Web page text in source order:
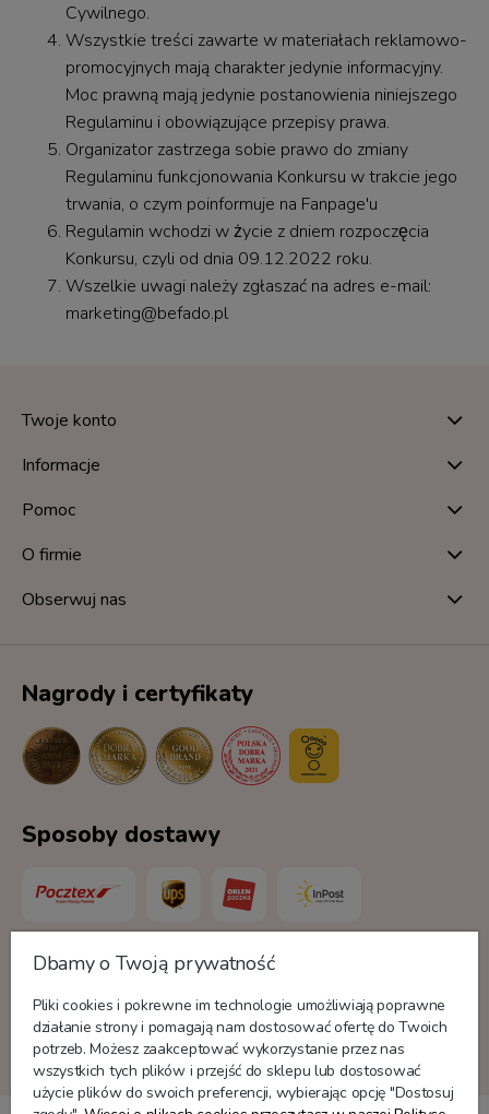
Cywilnego.
Wszystkie treści zawarte w materiałach reklamowo-
promocyjnych mają charakter jedynie informacyjny.
Moc prawną mają jedynie postanowienia niniejszego
Regulaminu i obowiązujące przepisy prawa.
Organizator zastrzega sobie prawo do zmiany
Regulaminu funkcjonowania Konkursu w trakcie jego
trwania, o czym poinformuje na Fanpage'u
Regulamin wchodzi w życie z dniem rozpoczęcia
Konkursu, czyli od dnia 09.12.2022 roku.
Wszelkie uwagi należy zgłaszać na adres e-mail:
marketing@befado.pl
Twoje konto
Informacje
Pomoc
O firmie
Obserwuj nas
Nagrody i certyfikaty
Sposoby dostawy
Formy płatności
Dbamy o Twoją prywatność
Pliki cookies i pokrewne im technologie umożliwiają poprawne
działanie strony i pomagają nam dostosować ofertę do Twoich
potrzeb. Możesz zaakceptować wykorzystanie przez nas
wszystkich tych plików i przejść do sklepu lub dostosować
użycie plików do swoich preferencji, wybierając opcję "Dostosuj